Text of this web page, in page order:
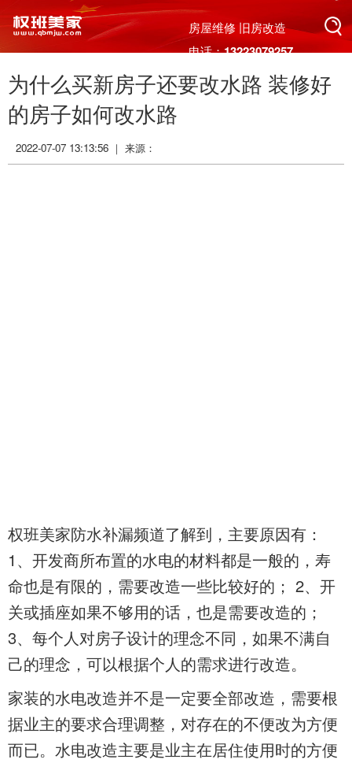
搜索
搜索
房屋维修 旧房改造
电话：13223079257
为什么买新房子还要改水路 装修好
的房子如何改水路
2022-07-07 13:13:56 ｜ 来源：
权班美家防水补漏频道了解到， 主要原因有：
1、开发商所布置的水电的材料都是一般的，寿
命也是有限的，需要改造一些比较好的； 2、开
关或插座如果不够用的话，也是需要改造的；
3、每个人对房子设计的理念不同，如果不满自
己的理念，可以根据个人的需求进行改造。
家装的水电改造并不是一定要全部改造，需要根
据业主的要求合理调整，对存在的不便改为方便
而已。水电改造主要是业主在居住使用时的方便